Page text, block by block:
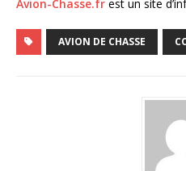
Avion-Chasse.fr est un site
AVION DE CHASSE